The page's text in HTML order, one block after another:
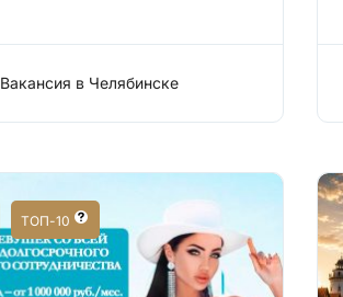
Вакансия в Челябинске
ТОП-10